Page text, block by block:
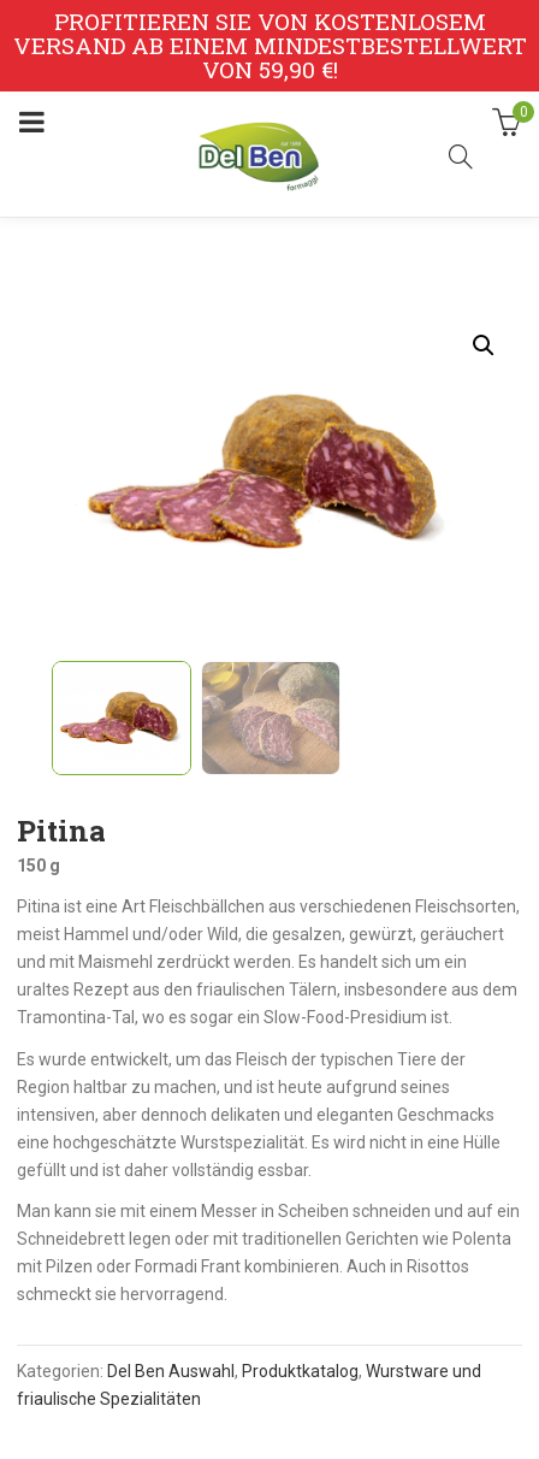
PROFITIEREN SIE VON KOSTENLOSEM
VERSAND AB EINEM MINDESTBESTELLWERT
VON 59,90 €!
0
Pitina
150 g
Pitina ist eine Art Fleischbällchen aus verschiedenen Fleischsorten,
meist Hammel und/oder Wild, die gesalzen, gewürzt, geräuchert
und mit Maismehl zerdrückt werden. Es handelt sich um ein
uraltes Rezept aus den friaulischen Tälern, insbesondere aus dem
Tramontina-Tal, wo es sogar ein Slow-Food-Presidium ist.
Es wurde entwickelt, um das Fleisch der typischen Tiere der
Region haltbar zu machen, und ist heute aufgrund seines
intensiven, aber dennoch delikaten und eleganten Geschmacks
eine hochgeschätzte Wurstspezialität. Es wird nicht in eine Hülle
gefüllt und ist daher vollständig essbar.
Man kann sie mit einem Messer in Scheiben schneiden und auf ein
Schneidebrett legen oder mit traditionellen Gerichten wie Polenta
mit Pilzen oder Formadi Frant kombinieren. Auch in Risottos
schmeckt sie hervorragend.
Kategorien: Del Ben Auswahl, Produktkatalog,Wurstware und
friaulische Spezialitäten